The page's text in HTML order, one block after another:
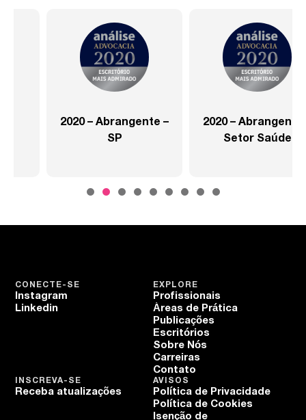
2020 – Abrangente –
2020 – Abrangente –
Setor Saúde
EXPLORE
Profissionais
Áreas de Prática
Publicações
Escritórios
Sobre Nós
Carreiras
Contato
CONECTE-SE
Instagram
Linkedin
AVISOS
Política de Privacidade
Política de Cookies
Isenção de
INSCREVA-SE
Receba atualizações